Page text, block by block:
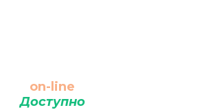
on-line
Доступно